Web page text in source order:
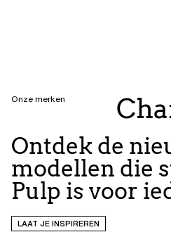
Onze merken
Ontdek de
modellen die
Pulp is voor
LAAT JE INSPIREREN